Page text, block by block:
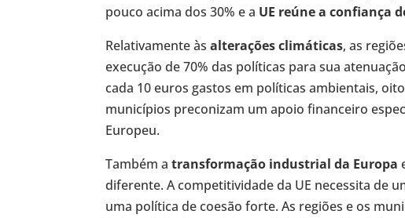
pouco acima dos 30% e a UE reúne a confiança
Relativamente àsalterações climáticas, as
execução de 70% das políticas para sua
cada 10 euros gastos em políticas ambientais,
municípios preconizam um apoio financeiro
Europeu.
Também atransformação industrial da Europa
diferente. A competitividade da UE necessita de
uma política de coesão forte. As regiões e os